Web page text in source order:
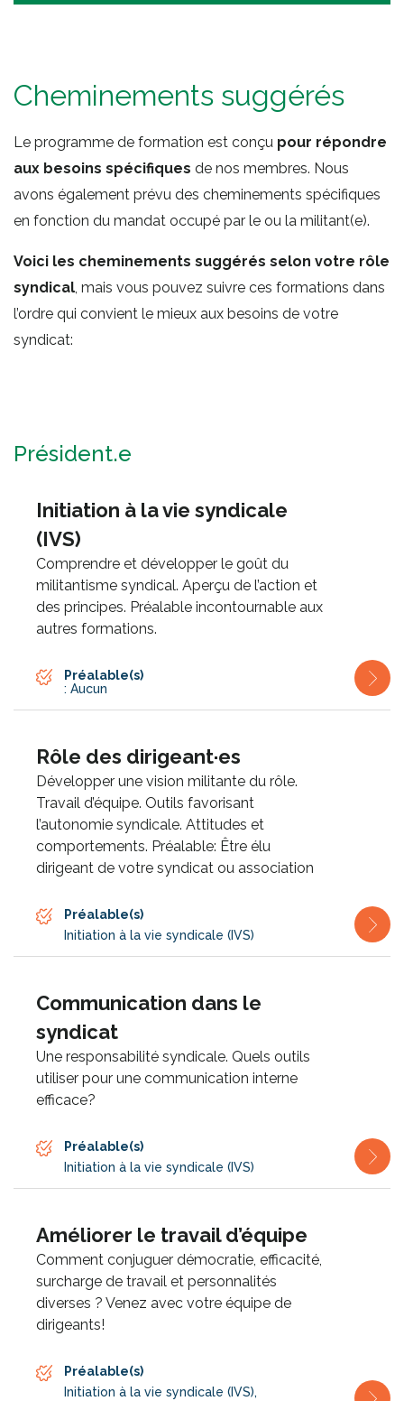
Cheminements suggérés
Le programme de formation est conçu pour répondre
aux besoins spécifiques de nos membres. Nous
avons également prévu des cheminements spécifiques
en fonction du mandat occupé par le ou la militant(e).
Voici les cheminements suggérés selon votre rôle
syndical, mais vous pouvez suivre ces formations dans
l’ordre qui convient le mieux aux besoins de votre
syndicat:
Président.e
Initiation à la vie syndicale
(IVS)
Comprendre et développer le goût du
militantisme syndical. Aperçu de l’action et
des principes. Préalable incontournable aux
autres formations.
Préalable(s)
: Aucun
Rôle des dirigeant·es
Développer une vision militante du rôle.
Travail d’équipe. Outils favorisant
l’autonomie syndicale. Attitudes et
comportements. Préalable: Être élu
dirigeant de votre syndicat ou association
Préalable(s)
Initiation à la vie syndicale (IVS)
Communication dans le
syndicat
Une responsabilité syndicale. Quels outils
utiliser pour une communication interne
efficace?
Préalable(s)
Initiation à la vie syndicale (IVS)
Améliorer le travail d’équipe
Comment conjuguer démocratie, efficacité,
surcharge de travail et personnalités
diverses ? Venez avec votre équipe de
dirigeants!
Préalable(s)
Initiation à la vie syndicale (IVS),